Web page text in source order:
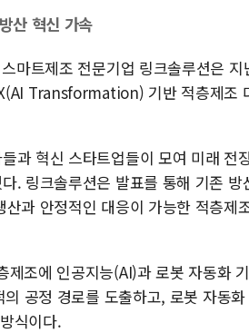
산 혁신 가속
마트제조 전문기업 링크솔루션은 지
Transformation) 기반 적층제조
과 혁신 스타트업들이 모여 미래 전
. 링크솔루션은 발표를 통해 기존 방
과 안정적인 대응이 가능한 적층제
조에 인공지능(AI)과 로봇 자동화
공정 경로를 도출하고, 로봇 자동
식이다.